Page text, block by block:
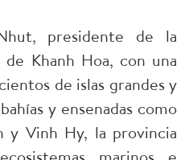
presidente de la
Khanh Hoa, con una
de islas grandes y
y ensenadas como
y Vinh Hy, la provincia